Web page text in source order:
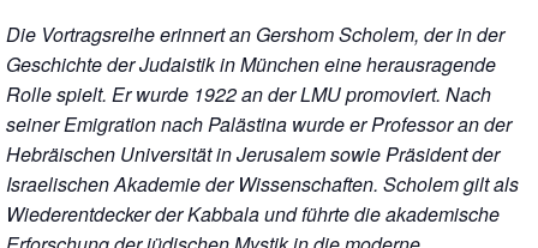
Die Vortragsreihe erinnert an Gershom Scholem, der in der
Geschichte der Judaistik in München eine herausragende
Rolle spielt. Er wurde 1922 an der LMU promoviert. Nach
seiner Emigration nach Palästina wurde er Professor an der
Hebräischen Universität in Jerusalem sowie Präsident der
Israelischen Akademie der Wissenschaften. Scholem gilt als
Wiederentdecker der Kabbala und führte die akademische